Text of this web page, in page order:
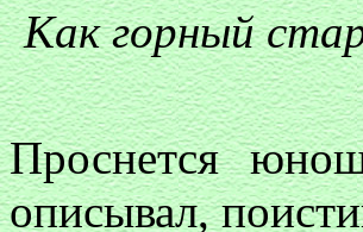
Как горный
Проснется
описывал,